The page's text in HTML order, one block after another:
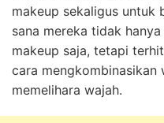
makeup sekaligus untuk
sana mereka tidak
makeup saja, tetapi
cara mengkombinasikan
memelihara wajah.